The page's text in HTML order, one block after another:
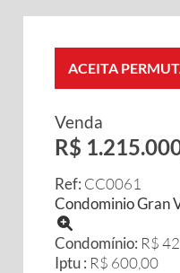
ACEITA
Venda
R$
Ref: CC0061
Condominio Gran
Condomínio: R$
Iptu : R$ 600,00